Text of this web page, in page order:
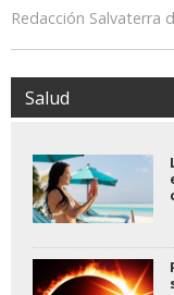
Redacción Salvaterra
Salud